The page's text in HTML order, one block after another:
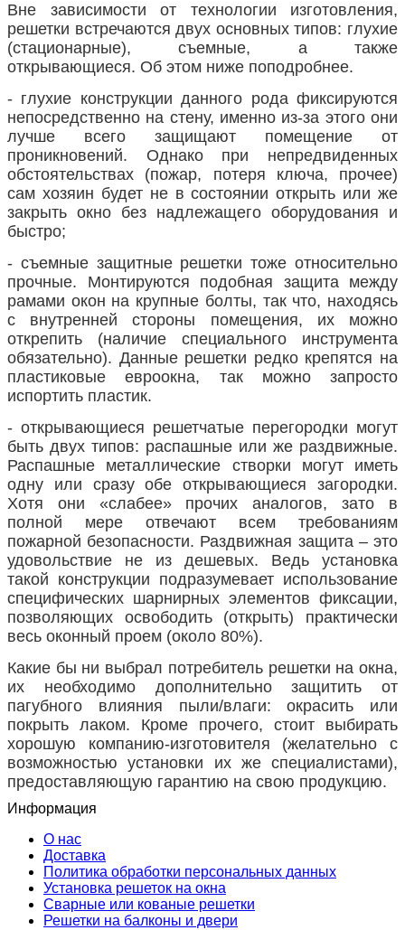
Вне зависимости от технологии изготовления,
решетки встречаются двух основных типов: глухие
(стационарные), съемные, а также
открывающиеся. Об этом ниже поподробнее.
- глухие конструкции данного рода фиксируются
непосредственно на стену, именно из-за этого они
лучше всего защищают помещение от
проникновений. Однако при непредвиденных
обстоятельствах (пожар, потеря ключа, прочее)
сам хозяин будет не в состоянии открыть или же
закрыть окно без надлежащего оборудования и
быстро;
- съемные защитные решетки тоже относительно
прочные. Монтируются подобная защита между
рамами окон на крупные болты, так что, находясь
с внутренней стороны помещения, их можно
открепить (наличие специального инструмента
обязательно). Данные решетки редко крепятся на
пластиковые евроокна, так можно запросто
испортить пластик.
- открывающиеся решетчатые перегородки могут
быть двух типов: распашные или же раздвижные.
Распашные металлические створки могут иметь
одну или сразу обе открывающиеся загородки.
Хотя они «слабее» прочих аналогов, зато в
полной мере отвечают всем требованиям
пожарной безопасности. Раздвижная защита – это
удовольствие не из дешевых. Ведь установка
такой конструкции подразумевает использование
специфических шарнирных элементов фиксации,
позволяющих освободить (открыть) практически
весь оконный проем (около 80%).
Какие бы ни выбрал потребитель решетки на окна,
их необходимо дополнительно защитить от
пагубного влияния пыли/влаги: окрасить или
покрыть лаком. Кроме прочего, стоит выбирать
хорошую компанию-изготовителя (желательно с
возможностью установки их же специалистами),
предоставляющую гарантию на свою продукцию.
Информация
О нас
Доставка
Политика обработки персональных данных
Установка решеток на окна
Сварные или кованые решетки
Решетки на балконы и двери